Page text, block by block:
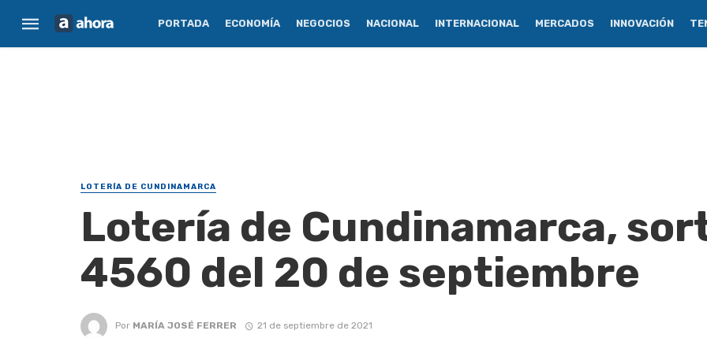
PORTADA ECONOMÍA NEGOCIOS NACIONAL INTERNACIONAL MERCADOS INNOVACIÓN
LOTERÍA DE CUNDINAMARCA
Lotería de Cundinamarca,
4560 del 20 de septiembre
Por MARÍA JOSÉ FERRER 21 de septiembre de 2021